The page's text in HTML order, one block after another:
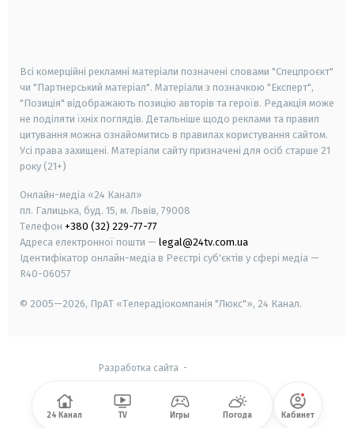
Всі комерційні рекламні матеріали позначені словами "Спецпроєкт"
чи "Партнерський матеріал". Матеріали з позначкою "Експерт",
"Позиція" відображають позицію авторів та героїв. Редакція може
не поділяти їхніх поглядів. Детальніше щодо реклами та правил
цитування можна ознайомитись в правилах користування сайтом.
Усі права захищені. Матеріали сайту призначені для осіб старше 21
року (21+)
Онлайн-медіа «24 Канал»
пл. Галицька, буд. 15, м. Львів, 79008
Телефон +380 (32) 229-77-77
Адреса електронної пошти — legal@24tv.com.ua
Ідентифікатор онлайн-медіа в Реєстрі суб'єктів у сфері медіа —
R40-06057
© 2005—2026, ПрАТ «Телерадіокомпанія "Люкс"», 24 Канал.
Разработка сайта -
24 Канал TV Игры Погода Кабинет